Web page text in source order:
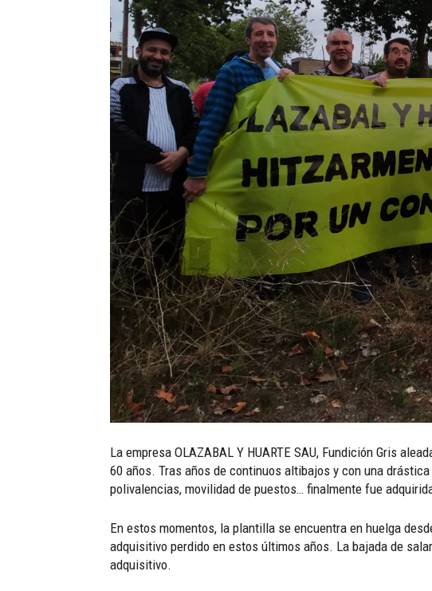
La empresa OLAZABAL Y HUARTE SAU, Fundición Gris
60 años. Tras años de continuos altibajos y con una
polivalencias, movilidad de puestos… finalmente fue
En estos momentos, la plantilla se encuentra en huelga
adquisitivo perdido en estos últimos años. La bajada de
adquisitivo.